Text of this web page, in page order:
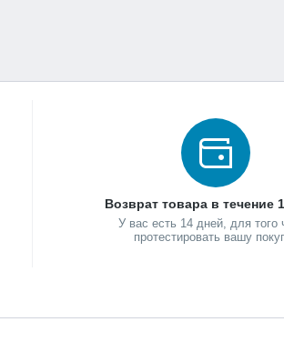
Возврат товара в течение
У вас есть 14 дней, для того
протестировать вашу